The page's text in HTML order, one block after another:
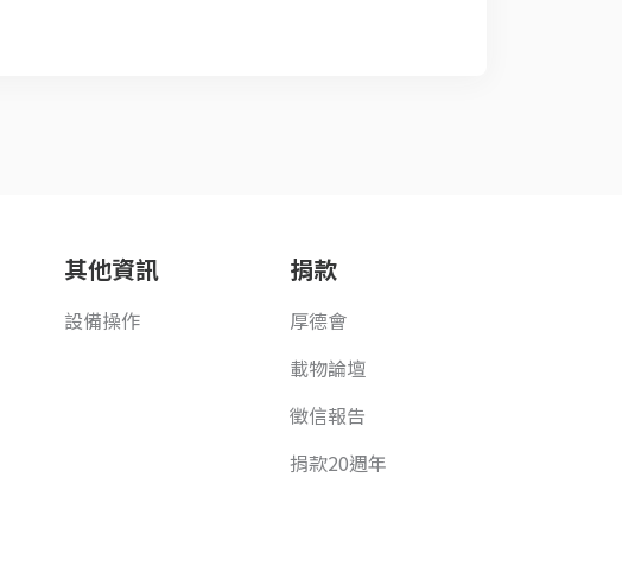
其他資訊
設備操作
捐款
厚德會
載物論壇
徵信報告
捐款20週年